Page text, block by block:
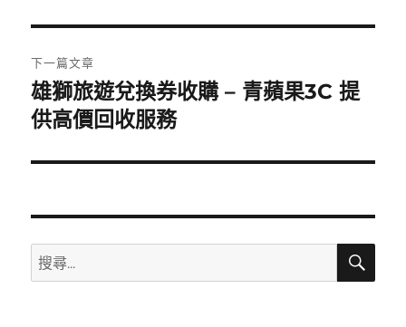
覽
文
章:
下一篇文章
下
一
文
雄獅旅遊兌換券收購 – 青蘋果3C 提
供高價回收服務
搜
尋
搜